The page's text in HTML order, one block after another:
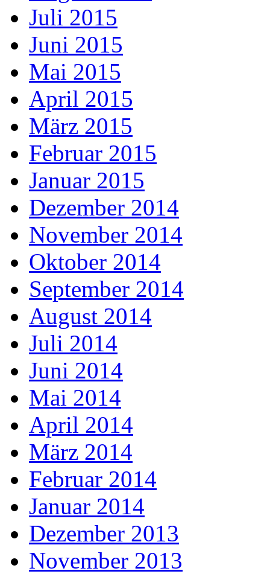
Juli 2015
Juni 2015
Mai 2015
April 2015
März 2015
Februar 2015
Januar 2015
Dezember 2014
November 2014
Oktober 2014
September 2014
August 2014
Juli 2014
Juni 2014
Mai 2014
April 2014
März 2014
Februar 2014
Januar 2014
Dezember 2013
November 2013